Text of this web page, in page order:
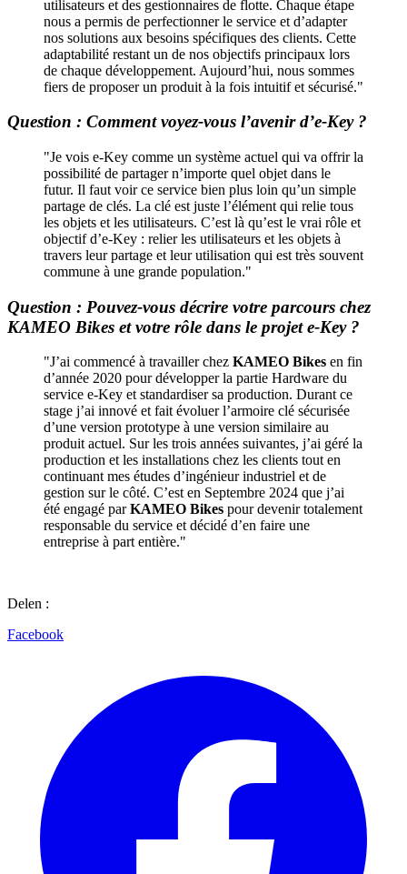
utilisateurs et des gestionnaires de flotte. Chaque étape
nous a permis de perfectionner le service et d’adapter
nos solutions aux besoins spécifiques des clients. Cette
adaptabilité restant un de nos objectifs principaux lors
de chaque développement. Aujourd’hui, nous sommes
fiers de proposer un produit à la fois intuitif et sécurisé."
Question : Comment voyez-vous l’avenir d’e-Key ?
"Je vois e-Key comme un système actuel qui va offrir la
possibilité de partager n’importe quel objet dans le
futur. Il faut voir ce service bien plus loin qu’un simple
partage de clés. La clé est juste l’élément qui relie tous
les objets et les utilisateurs. C’est là qu’est le vrai rôle et
objectif d’e-Key : relier les utilisateurs et les objets à
travers leur partage et leur utilisation qui est très souvent
commune à une grande population."
Question : Pouvez-vous décrire votre parcours chez
KAMEO Bikes et votre rôle dans le projet e-Key ?
"J’ai commencé à travailler chez KAMEO Bikes en fin
d’année 2020 pour développer la partie Hardware du
service e-Key et standardiser sa production. Durant ce
stage j’ai innové et fait évoluer l’armoire clé sécurisée
d’une version prototype à une version similaire au
produit actuel. Sur les trois années suivantes, j’ai géré la
production et les installations chez les clients tout en
continuant mes études d’ingénieur industriel et de
gestion sur le côté. C’est en Septembre 2024 que j’ai
été engagé parKAMEO Bikes pour devenir totalement
responsable du service et décidé d’en faire une
entreprise à part entière."
Delen :
Facebook